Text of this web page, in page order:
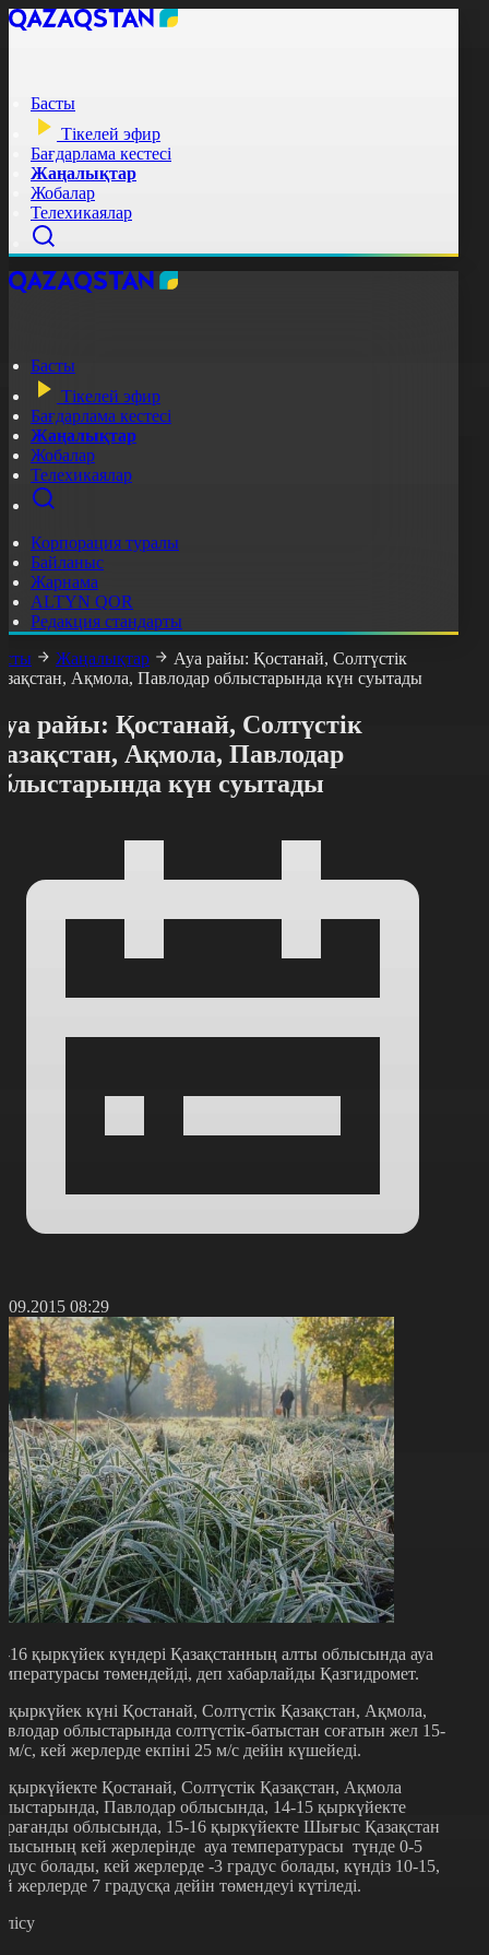
Басты
Тікелей эфир
Бағдарлама кестесі
Жаңалықтар
Жобалар
Телехикаялар
Басты
Тікелей эфир
Бағдарлама кестесі
Жаңалықтар
Жобалар
Телехикаялар
Корпорация туралы
Байланыс
Жарнама
ALTYN QOR
Редакция стандарты
Жаңалықтар
Ауа райы: Қостанай, Солтүстік
Ақмола, Павлодар облыстарында күн суытады
райы: Қостанай, Солтүстік
Ақмола, Павлодар
күн суытады
08:29
16 қыркүйек күндері Қазақстанның алты облысында ауа
төмендейді, деп хабарлайды Қазгидромет.
қыркүйек күні Қостанай, Солтүстік Қазақстан, Ақмола,
облыстарында солтүстік-батыстан соғатын жел 15-
м/с, кей жерлерде екпіні 25 м/с дейін күшейеді.
қыркүйекте Қостанай, Солтүстік Қазақстан, Ақмола
Павлодар облысында, 14-15 қыркүйекте
облысында, 15-16 қыркүйекте Шығыс Қазақстан
кей жерлерінде ауа температурасы түнде 0-5
болады, кей жерлерде -3 градус болады, күндіз 10-15,
жерлерде 7 градусқа дейін төмендеуі күтіледі.